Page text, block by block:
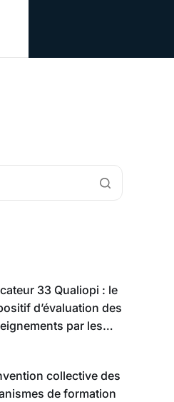
33 Qualiopi : le
d’évaluation des
par les
collective des
de formation